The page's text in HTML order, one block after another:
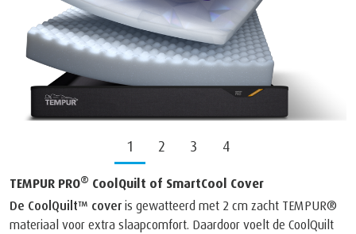
1 2 3 4
TEMPUR PRO® CoolQuilt of SmartCool Cover
De CoolQuilt™ cover is gewatteerd met 2 cm zacht TEMPUR®
materiaal voor extra slaapcomfort. Daardoor voelt de CoolQuilt